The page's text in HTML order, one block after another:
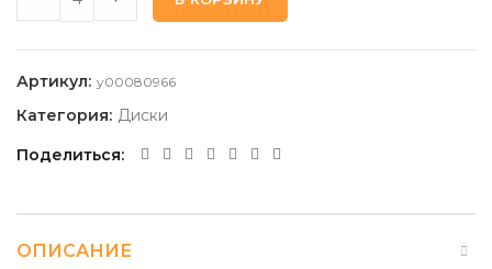
Артикул: y00080966
Категория: Диски
Поделиться
ОПИСАНИЕ